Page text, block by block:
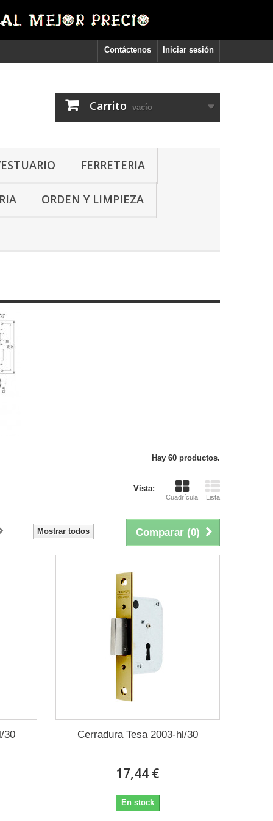
Iniciar sesión
Contáctenos
Carrito vacío
FERRETERIA
ORDEN Y LIMPIEZA
Hay 60 productos.
Vista:
Cuadrícula Lista
Comparar (0)
Mostrar todos
30 Cerradura Tesa 2003-hl/30
17,44 €
En stock